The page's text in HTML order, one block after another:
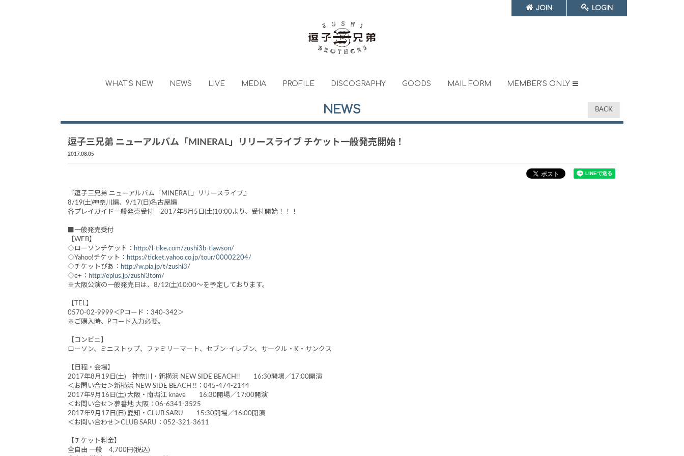
WHAT'S NEW NEWS LIVE MEDIA PROFILE DISCOGRAPHY GOODS MAIL FORM MEMBER'S ONLY
JOIN LOGIN
NEWS BACK
逗子三兄弟 ニューアルバム「MINERAL」リリースライブ チケット一般発売開始！
2017.08.05
『逗子三兄弟 ニューアルバム「MINERAL」リリースライブ』
8/19(土)神奈川編、9/17(日)名古屋編
各プレイガイド一般発売受付 2017年8月5日(土)10:00より、受付開始！！！
■一般発売受付
【WEB】
◇ローソンチケット： http://l-tike.com/zushi3b-tlawson/
◇Yahoo!チケット： https://ticket.yahoo.co.jp/tour/00002204/
◇チケットぴあ： http://w.pia.jp/t/zushi3/
◇e+： http://eplus.jp/zushi3tom/
※大阪公演の一般発売日は、8/12(土)10:00～を予定しております。
【TEL】
0570-02-9999＜Pコード：340-342＞
※ご購入時、Pコード入力必要。
【コンビニ】
ローソン、ミニストップ、ファミリーマート、セブン‐イレブン、サークル・K・サンクス
【日程・会場】
2017年8月19日(土) 神奈川・新横浜 NEW SIDE BEACH!! 16:30開場／17:00開演
＜お問い合せ＞新横浜 NEW SIDE BEACH !!：045-474-2144
2017年9月16日(土) 大阪・南堀江 knave 16:30開場／17:00開演
＜お問い合せ＞夢番地 大阪：06-6341-3525
2017年9月17日(日) 愛知・CLUB SARU 15:30開場／16:00開演
＜お問い合わせ＞CLUB SARU：052-321-3611
【チケット料金】
全自由 一般 4,700円(税込)